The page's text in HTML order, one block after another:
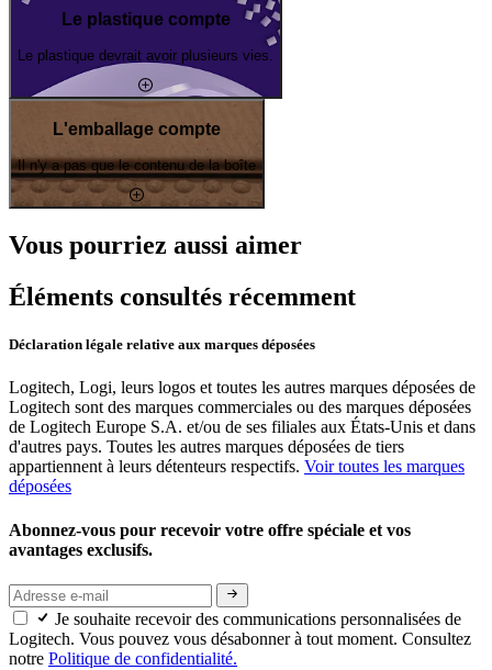
Le plastique compte
Le plastique devrait avoir plusieurs vies.
L'emballage compte
Il n'y a pas que le contenu de la boîte
Vous pourriez aussi aimer
Éléments consultés récemment
Déclaration légale relative aux marques déposées
Logitech, Logi, leurs logos et toutes les autres marques déposées de
Logitech sont des marques commerciales ou des marques déposées
de Logitech Europe S.A. et/ou de ses filiales aux États-Unis et dans
d'autres pays. Toutes les autres marques déposées de tiers
appartiennent à leurs détenteurs respectifs. Voir toutes les marques
déposées
Abonnez-vous pour recevoir votre offre spéciale et vos
avantages exclusifs.
Je souhaite recevoir des communications personnalisées de
Logitech. Vous pouvez vous désabonner à tout moment. Consultez
notre Politique de confidentialité.